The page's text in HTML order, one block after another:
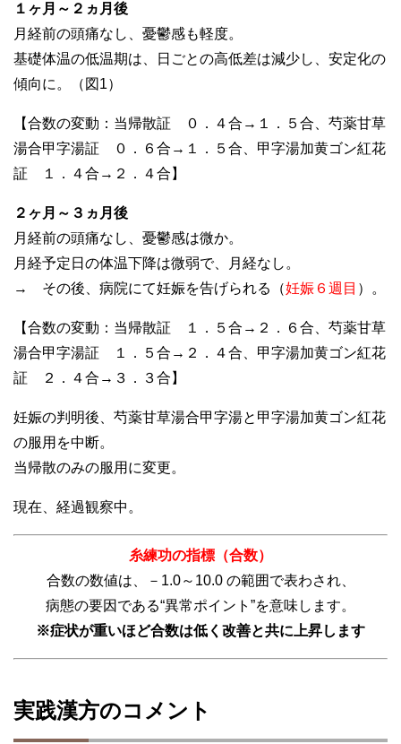
１ヶ月～２ヵ月後
月経前の頭痛なし、憂鬱感も軽度。
基礎体温の低温期は、日ごとの高低差は減少し、安定化の
傾向に。（図1）
【合数の変動：当帰散証 ０．４合→１．５合、芍薬甘草
湯合甲字湯証 ０．６合→１．５合、甲字湯加黄ゴン紅花
証 １．４合→２．４合】
２ヶ月～３ヵ月後
月経前の頭痛なし、憂鬱感は微か。
月経予定日の体温下降は微弱で、月経なし。
→ その後、病院にて妊娠を告げられる（妊娠６週目 ）。
【合数の変動：当帰散証 １．５合→２．６合、芍薬甘草
湯合甲字湯証 １．５合→２．４合、甲字湯加黄ゴン紅花
証 ２．４合→３．３合】
妊娠の判明後、芍薬甘草湯合甲字湯と甲字湯加黄ゴン紅花
の服用を中断。
当帰散のみの服用に変更。
現在、経過観察中。
糸練功の指標（合数）
合数の数値は、－1.0～10.0 の範囲で表わされ、
病態の要因である“異常ポイント”を意味します。
※症状が重いほど合数は低く改善と共に上昇します
実践漢方のコメント